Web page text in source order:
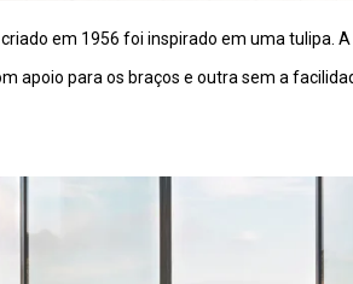
em 1956 foi inspirado em uma tulipa.
apoio para os braços e outra sem a